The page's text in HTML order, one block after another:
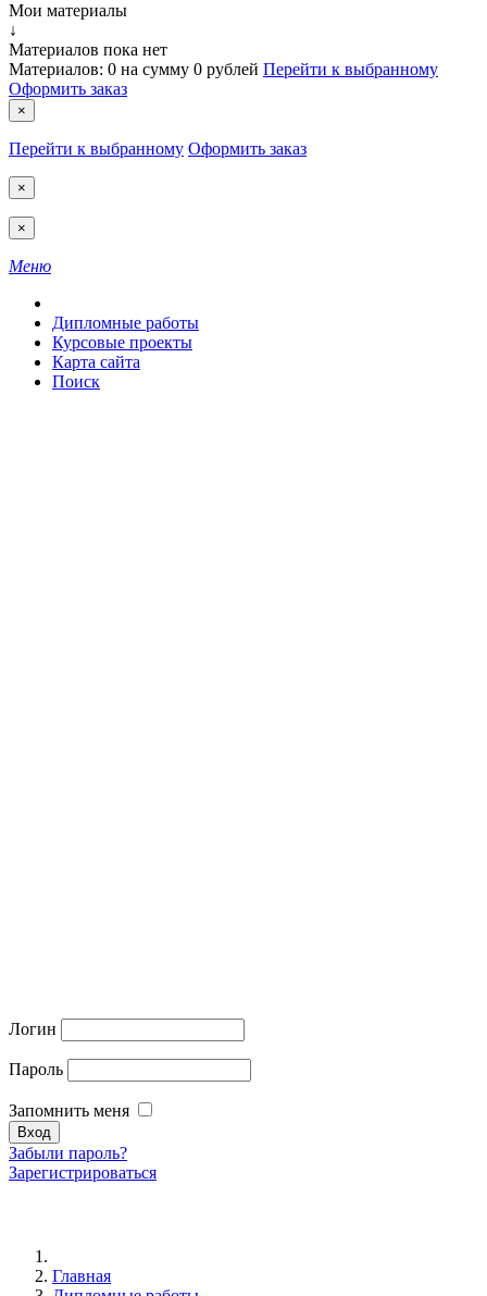
Мои материалы
↓
Материалов пока нет
Материалов: 0 на сумму 0 рублей Перейти к выбранному
Оформить заказ
×
Перейти к выбранному Оформить заказ
×
×
Меню
Дипломные работы
Курсовые проекты
Карта сайта
Поиск
Логин
Пароль
Запомнить меня
Забыли пароль?
Зарегистрироваться
Главная